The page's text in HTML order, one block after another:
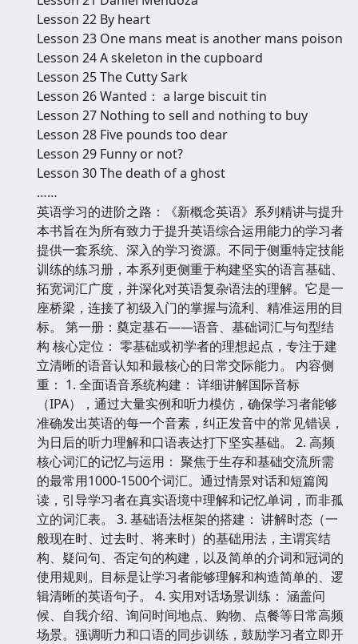
Lesson 22 By heart
Lesson 23 One mans meat is another mans poison
Lesson 24 A skeleton in the cupboard
Lesson 25 The Cutty Sark
Lesson 26 Wanted： a large biscuit tin
Lesson 27 Nothing to sell and nothing to buy
Lesson 28 Five pounds too dear
Lesson 29 Funny or not?
Lesson 30 The death of a ghost
……
英语学习的进阶之路：《新概念英语》系列精讲与提升
本书旨在为所有致力于提升英语综合运用能力的学习者
提供一套系统、深入的学习资源。不同于侧重特定技能
训练的练习册，本系列更侧重于构建坚实的语言基础、
拓宽词汇广度，并深化对英语复杂语法的理解。它是一
座桥梁，连接了初级入门的掌握与流利、精准运用的目
标。 第一册：奠定基石——语音、基础词汇与句型结
构 核心定位： 零基础或初学者的理想起点，专注于建
立清晰的语音认知和最核心的日常交际能力。 内容侧
重： 1. 全面语音系统构建： 详细讲解国际音标
（IPA），通过大量实例和听力模仿，确保学习者能够
准确发出英语的每一个音素，纠正发音中的常见错误，
为日后的听力理解和口语表达打下坚实基础。 2. 高频
核心词汇的记忆与运用： 聚焦于生存和基础交流所需
的最常用1000-1500个词汇。通过情景对话和短篇阅
读，引导学习者在真实语境中理解和记忆单词，而非孤
立的词汇表。 3. 基础语法框架的搭建： 讲解时态（一
般现在时、过去时、将来时）的基础用法，主谓宾结
构、疑问句、否定句的构建，以及简单的介词和冠词的
使用规则。目标是让学习者能够理解和构造简单的、逻
辑清晰的英语句子。 4. 实用对话场景训练： 涵盖问
候、自我介绍、询问时间地点、购物、点餐等日常高频
场景。强调听力和口语的同步训练，鼓励学习者立即开